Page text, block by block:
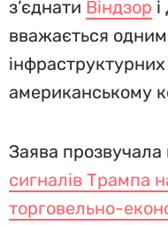
з’єднати Віндзор
вважається
американському
Заява прозвучала
сигналів Трампа
торговельно-